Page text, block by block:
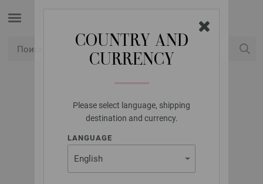
COUNTRY AND
CURRENCY
Please select language, shipping
destination and currency.
LANGUAGE
UNION KNOPF
UNION KNOPF
450275/20ММ